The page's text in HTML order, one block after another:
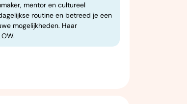
mentor en cultureel
routine en betreed je een
mogelijkheden. Haar